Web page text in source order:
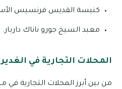
كنيسة القديس فرنسيس
معبد السيخ جورو ناناك داربار.
المحلات التجارية في الغدير
من بين أبرز المحلات التجارية في